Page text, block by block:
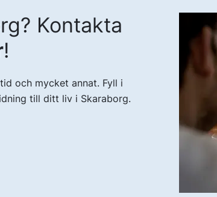
Kontakta
!
och mycket annat. Fyll i
till ditt liv i Skaraborg.